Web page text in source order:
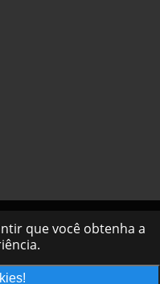
que você obtenha a